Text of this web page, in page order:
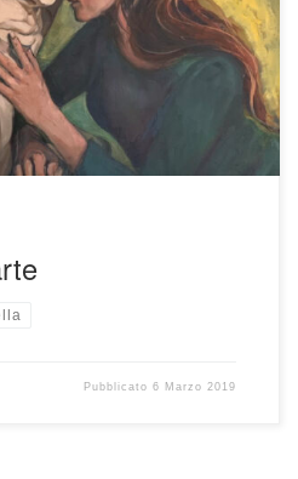
tela h100x80
Pubblicato6 Marzo 2019